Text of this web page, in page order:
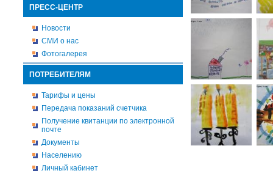
ПРЕСС-ЦЕНТР
Новости
СМИ о нас
Фотогалерея
ПОТРЕБИТЕЛЯМ
Тарифы и цены
Передача показаний счетчика
Получение квитанции по электронной
почте
Документы
Населению
Личный кабинет